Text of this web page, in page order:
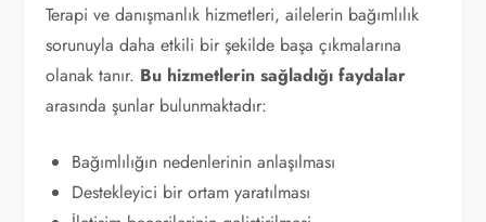
Terapi ve danışmanlık hizmetleri, ailelerin bağımlılık
sorunuyla daha etkili bir şekilde başa çıkmalarına
olanak tanır. Bu hizmetlerin sağladığı faydalar
arasında şunlar bulunmaktadır:
Bağımlılığın nedenlerinin anlaşılması
Destekleyici bir ortam yaratılması